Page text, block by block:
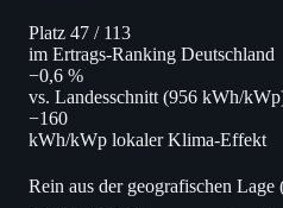
Platz 47 / 113
im Ertrags-Ranking Deutschland
−0,6 %
vs. Landesschnitt (956 kWh/
−160
kWh/kWp lokaler Klima-Effekt
Rein aus der geografischen